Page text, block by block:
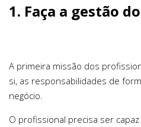
1. Faça a gestão
A primeira missão dos
si, as responsabilidades de
negócio.
O profissional precisa ser